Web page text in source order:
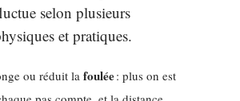
selon plusieurs
et pratiques.
ou réduit la foulée: plus on est